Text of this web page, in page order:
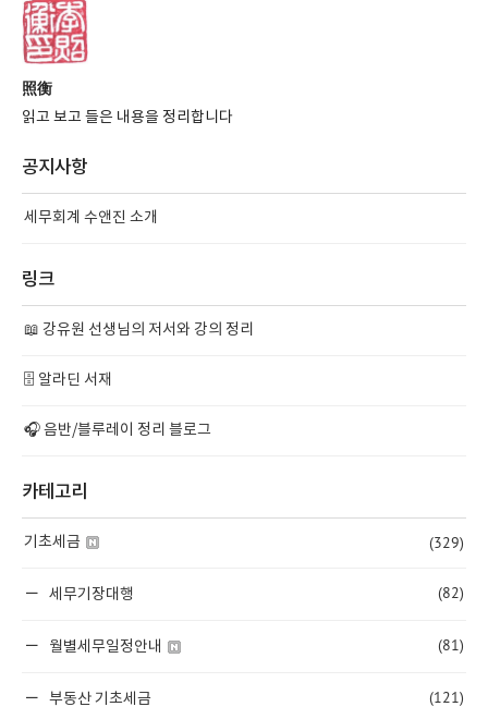
照衡
읽고 보고 들은 내용을 정리합니다
공지사항
세무회계 수앤진 소개
링크
📖 강유원 선생님의 저서와 강의 정리
🗄️ 알라딘 서재
🎧 음반/블루레이 정리 블로그
카테고리
기초세금 (329)
세무기장대행 (82)
월별세무일정안내 (81)
부동산 기초세금 (121)